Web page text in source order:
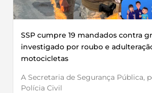
SSP cumpre 19 mandados contra
investigado por roubo e
motocicletas
A Secretaria de Segurança Pública,
Polícia Civil